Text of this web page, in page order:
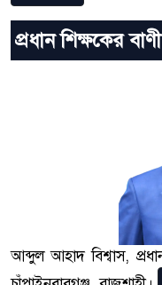
প্রধান শিক্ষকের বাণী
আব্দুল আহাদ বিশ্বাস,